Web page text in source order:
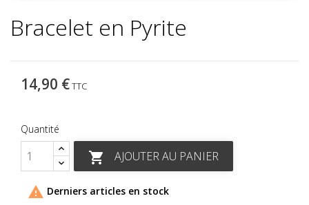
Bracelet en Pyrite
14,90 €TTC
Quantité
 AJOUTER AU PANIER
 Derniers articles en stock